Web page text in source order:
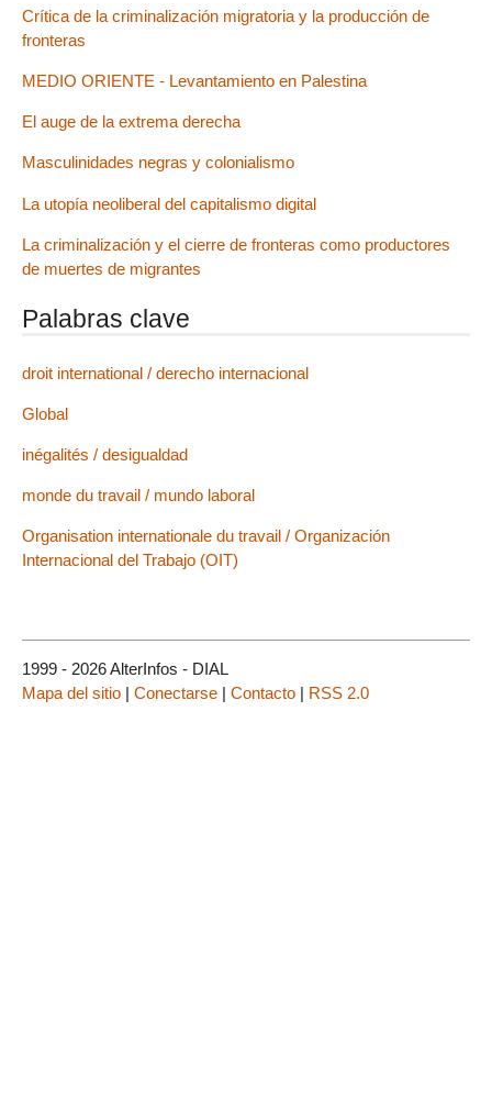
Crítica de la criminalización migratoria y la producción de
fronteras
MEDIO ORIENTE - Levantamiento en Palestina
El auge de la extrema derecha
Masculinidades negras y colonialismo
La utopía neoliberal del capitalismo digital
La criminalización y el cierre de fronteras como productores
de muertes de migrantes
Palabras clave
droit international / derecho internacional
Global
inégalités / desigualdad
monde du travail / mundo laboral
Organisation internationale du travail / Organización
Internacional del Trabajo (OIT)
1999 - 2026 AlterInfos - DIAL
Mapa del sitio | Conectarse | Contacto | RSS 2.0